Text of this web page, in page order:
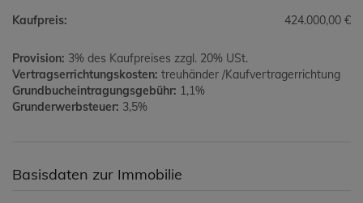
Kaufpreis: 424.000,00 €
Provision: 3% des Kaufpreises zzgl. 20% USt.
Vertragserrichtungskosten: treuhänder /Kaufvertragerrichtung
Grundbucheintragungsgebühr: 1,1%
Grunderwerbsteuer: 3,5%
Basisdaten zur Immobilie